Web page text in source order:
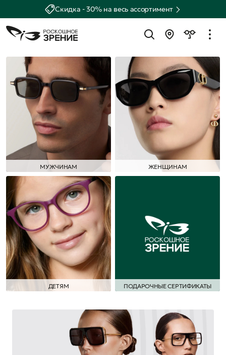
Скидка - 30% на весь ассортимент
МУЖЧИНАМ ЖЕНЩИНАМ
ДЕТЯМ ПОДАРОЧНЫЕ СЕРТИФИКАТЫ